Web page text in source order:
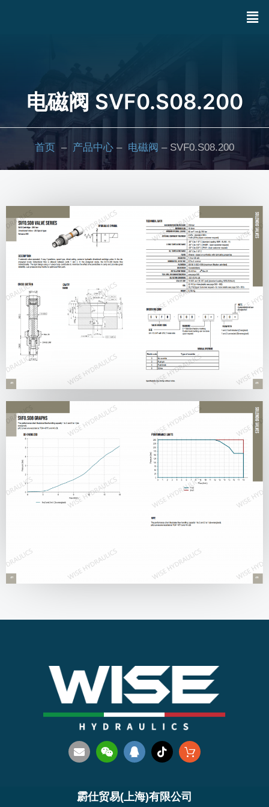
电磁阀 SVF0.S08.200
首页 – 产品中心 – 电磁阀 – SVF0.S08.200
霨仕贸易(上海)有限公司